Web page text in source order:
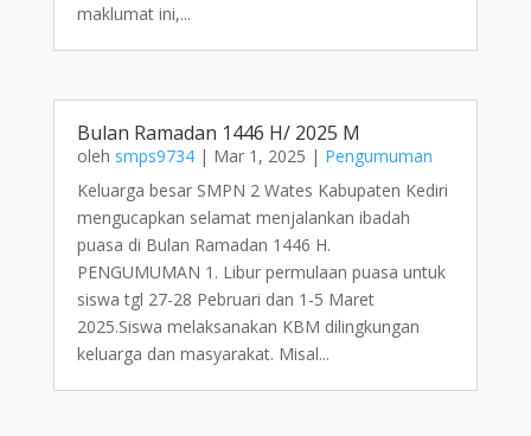
maklumat ini,...
Bulan Ramadan 1446 H/ 2025 M
oleh smps9734| Mar 1, 2025 | Pengumuman
Keluarga besar SMPN 2 Wates Kabupaten Kediri
mengucapkan selamat menjalankan ibadah
puasa di Bulan Ramadan 1446 H.
PENGUMUMAN 1. Libur permulaan puasa untuk
siswa tgl 27-28 Pebruari dan 1-5 Maret
2025.Siswa melaksanakan KBM dilingkungan
keluarga dan masyarakat. Misal...